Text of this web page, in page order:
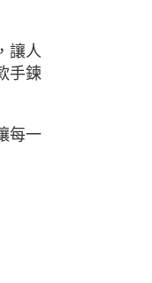
讓人
手鍊
每一